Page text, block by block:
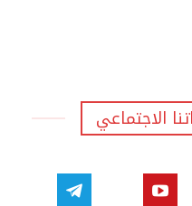
الاجتماعي